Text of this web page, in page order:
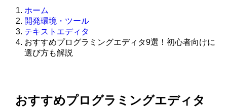
ホーム
開発環境・ツール
テキストエディタ
おすすめプログラミングエディタ9選！初心者向けに
選び方も解説
おすすめプログラミングエディタ